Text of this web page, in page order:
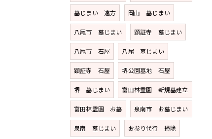
墓じまい 遠方 岡山 墓じまい
八尾市 墓じまい 顕証寺 墓じまい
八尾市 石屋 八尾 墓じまい
顕証寺 石屋 堺公園墓地 石屋
堺 墓じまい 富田林霊園 新規墓建立
富田林霊園 お墓 泉南市 お墓じまい
泉南 墓じまい お参り代行 掃除